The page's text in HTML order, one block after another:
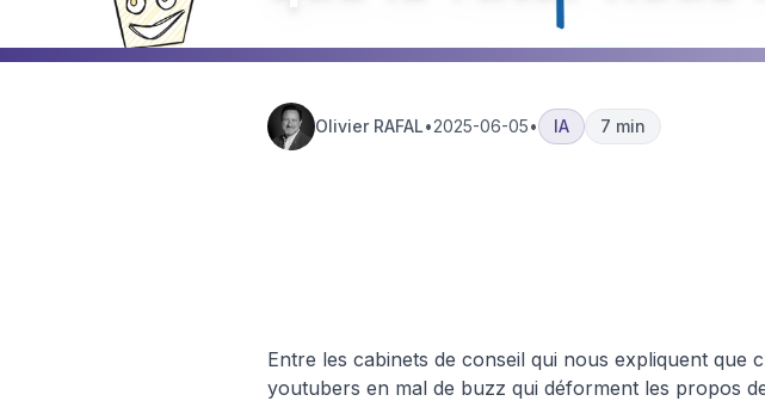
Olivier RAFAL•2025-06-05• IA 7 min
Entre les cabinets de conseil qui nous expliquent
youtubers en mal de buzz qui déforment les propos